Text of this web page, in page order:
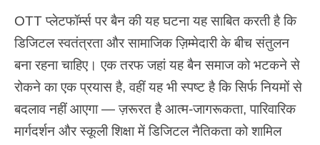
OTT प्लेटफॉर्म्स पर बैनकी यह घटना यह साबित करती है कि
डिजिटलस्वतंत्रता और सामाजिक ज़िम्मेदारी के बीच संतुलन
बना रहना चाहिए। एक तरफ जहां यह बैन समाज को भटकने से
रोकने का एक प्रयास है, वहीं यह भी स्पष्ट है कि सिर्फ नियमों से
बदलाव नहीं आएगा — ज़रूरत है आत्म-जागरूकता, पारिवारिक
मार्गदर्शन और स्कूली शिक्षा में डिजिटल नैतिकता को शामिल